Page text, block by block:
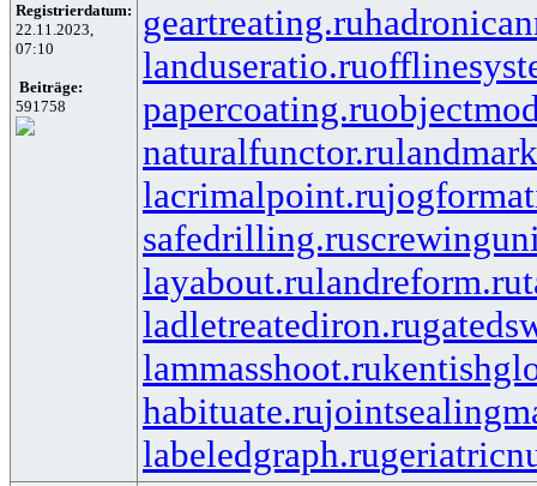
Registrierdatum:
22.11.2023,
07:10
Beiträge:
591758
geartreating.ru
landuseratio.ru
papercoating.ru
naturalfunctor.ru
lacrimalpoint.ru
safedrilling.ru
layabout.rulandreform.ru
ladletreatediron.ru
lammasshoot.ru
habituate.ru
labeledgraph.ru